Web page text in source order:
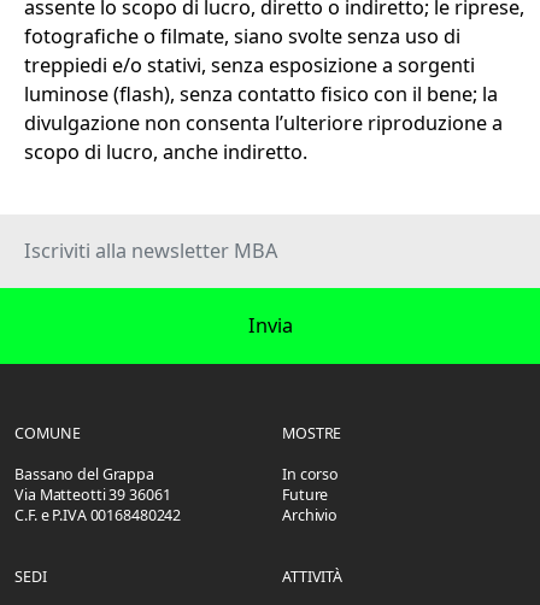
assente lo scopo di lucro, diretto o indiretto; le riprese,
fotografiche o filmate, siano svolte senza uso di
treppiedi e/o stativi, senza esposizione a sorgenti
luminose (flash), senza contatto fisico con il bene; la
divulgazione non consenta l’ulteriore riproduzione a
scopo di lucro, anche indiretto.
Invia
COMUNE
Bassano del Grappa
Via Matteotti 39 36061
C.F. e P.IVA 00168480242
SEDI
MOSTRE
In corso
Future
Archivio
ATTIVITÀ